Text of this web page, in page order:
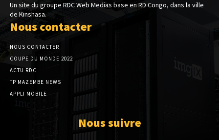
Un site du groupe RDC Web Medias base en RD Congo, dans la ville
de Kinshasa.
Nous contacter
NOUS CONTACTER
COUPE DU MONDE 2022
ACTU RDC
TP MAZEMBE NEWS
APPLI MOBILE
Nous suivre